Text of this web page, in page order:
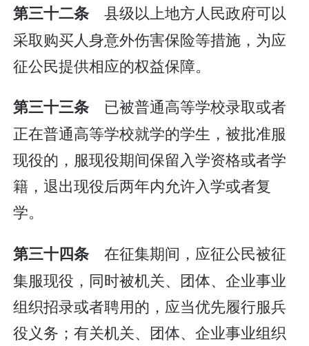
第三十二条 县级以上地方人民政府可以
采取购买人身意外伤害保险等措施，为应
征公民提供相应的权益保障。
第三十三条 已被普通高等学校录取或者
正在普通高等学校就学的学生，被批准服
现役的，服现役期间保留入学资格或者学
籍，退出现役后两年内允许入学或者复
学。
第三十四条 在征集期间，应征公民被征
集服现役，同时被机关、团体、企业事业
组织招录或者聘用的，应当优先履行服兵
役义务；有关机关、团体、企业事业组织